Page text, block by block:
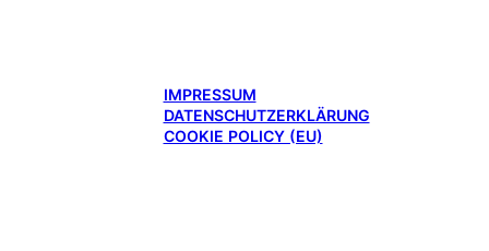
IMPRESSUM
DATENSCHUTZERKLÄRUNG
COOKIE POLICY (EU)